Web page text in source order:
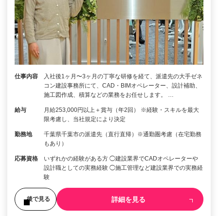
仕事内容
入社後1ヶ月〜3ヶ月の丁寧な研修を経て、派遣先の大手ゼネ
コン建設事務所にて、CAD・BIMオペレーター、設計補助、
施工図作成、積算などの業務をお任せします。 …
給与
月給253,000円以上＋賞与（年2回） ※経験・スキルを最大
限考慮し、当社規定により決定
勤務地
千葉県千葉市の派遣先（直行直帰）※通勤圏考慮（在宅勤務
もあり）
応募資格
いずれかの経験がある方 ◯建設業界でCADオペレーターや
設計職としての実務経験 ◯施工管理など建設業界での実務経
験
後で見る 詳細を見る